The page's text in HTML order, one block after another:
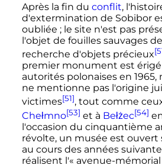
Après la fin du conflit,
d'extermination de Sobibor
oubliée ; le site n'est pas
l'objet de fouilles sauvages
recherche d'objets précieux
premier monument est érigé
autorités polonaises en
ne mentionne pas l'origine
victimes[51], tout comme
Chełmno[53] et à Bełżec[54]
l'occasion du cinquantième
révolte, un musée est ouvert
au cours des années
réalisent l'« avenue-mémorial